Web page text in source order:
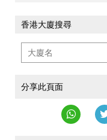
香港大廈搜尋
分享此頁面